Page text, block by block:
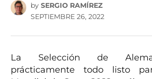
by SERGIO RAMÍREZ
SEPTIEMBRE 26, 2022
La Selección de
prácticamente todo listo